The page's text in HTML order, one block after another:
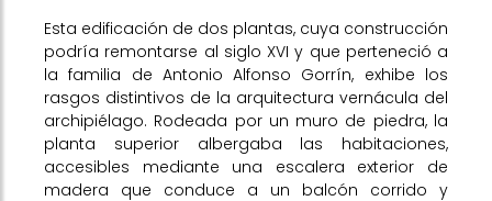
Esta edificación de dos plantas, cuya construcción
podría remontarse al siglo XVI y que perteneció a
la familia de Antonio Alfonso Gorrín, exhibe los
rasgos distintivos de la arquitectura vernácula del
archipiélago. Rodeada por un muro de piedra, la
planta superior albergaba las habitaciones,
accesibles mediante una escalera exterior de
madera que conduce a un balcón corrido y